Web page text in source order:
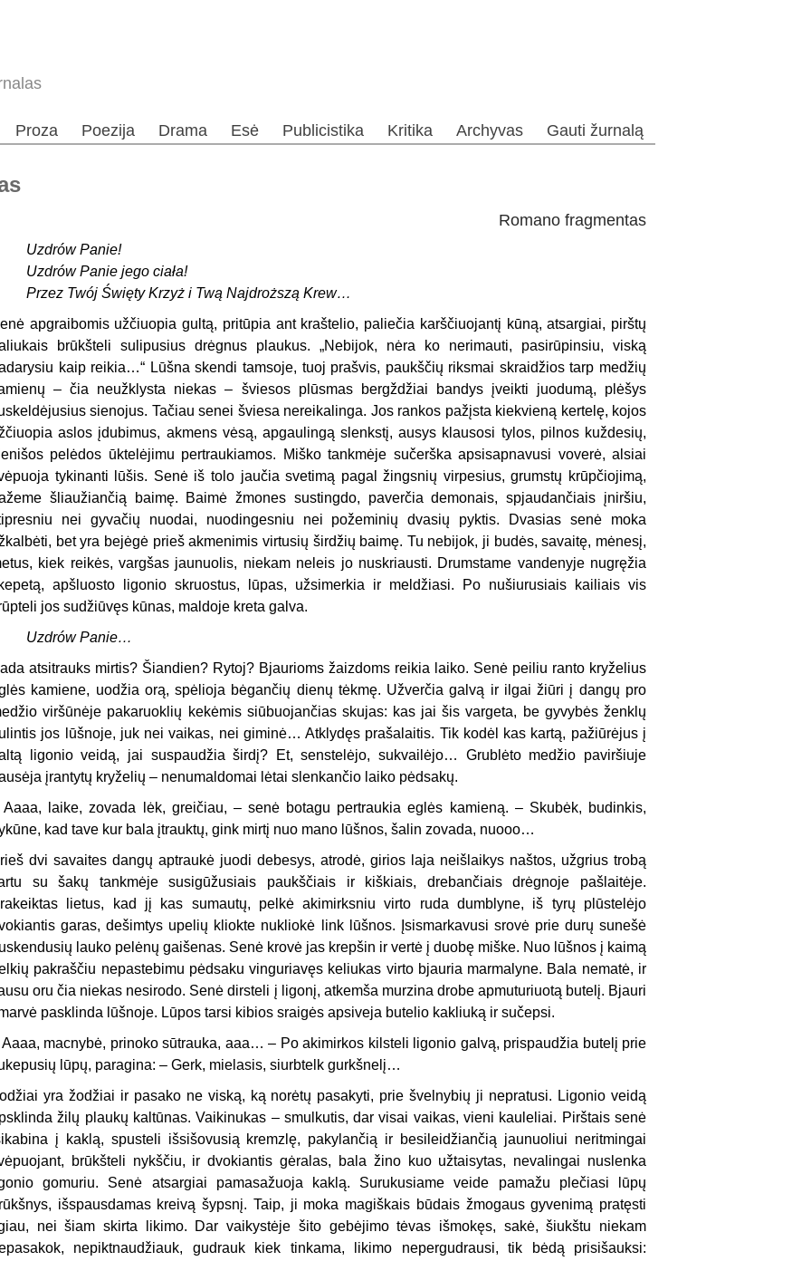
Proza Poezija Drama Esė Publicistika Kritika Archyvas Gauti žurnalą
Romano fragmentas
Uzdrów Panie!
Uzdrów Panie jego ciała!
Przez Twój Święty Krzyż i Twą Najdroższą Krew…
apgraibomis užčiuopia gultą, pritūpia ant kraštelio, paliečia karščiuojantį kūną, atsargiai, pirštų
brūkšteli sulipusius drėgnus plaukus. „Nebijok, nėra ko nerimauti, pasirūpinsiu, viską
kaip reikia…“ Lūšna skendi tamsoje, tuoj prašvis, paukščių riksmai skraidžios tarp medžių
– čia neužklysta niekas – šviesos plūsmas bergždžiai bandys įveikti juodumą, plėšys
sienojus. Tačiau senei šviesa nereikalinga. Jos rankos pažįsta kiekvieną kertelę, kojos
aslos įdubimus, akmens vėsą, apgaulingą slenkstį, ausys klausosi tylos, pilnos kuždesių,
pelėdos ūktelėjimu pertraukiamos. Miško tankmėje sučerška apsisapnavusi voverė, alsiai
tykinanti lūšis. Senė iš tolo jaučia svetimą pagal žingsnių virpesius, grumstų krūpčiojimą,
šliaužiančią baimę. Baimė žmones sustingdo, paverčia demonais, spjaudančiais įniršiu,
nei gyvačių nuodai, nuodingesniu nei požeminių dvasių pyktis. Dvasias senė moka
bet yra bejėgė prieš akmenimis virtusių širdžių baimę. Tu nebijok, ji budės, savaitę, mėnesį,
kiek reikės, vargšas jaunuolis, niekam neleis jo nuskriausti. Drumstame vandenyje nugręžia
apšluosto ligonio skruostus, lūpas, užsimerkia ir meldžiasi. Po nušiurusiais kailiais vis
jos sudžiūvęs kūnas, maldoje kreta galva.
Uzdrów Panie…
atsitrauks mirtis? Šiandien? Rytoj? Bjaurioms žaizdoms reikia laiko. Senė peiliu ranto kryželius
kamiene, uodžia orą, spėlioja bėgančių dienų tėkmę. Užverčia galvą ir ilgai žiūri į dangų pro
viršūnėje pakaruoklių kekėmis siūbuojančias skujas: kas jai šis vargeta, be gyvybės ženklų
jos lūšnoje, juk nei vaikas, nei giminė… Atklydęs prašalaitis. Tik kodėl kas kartą, pažiūrėjus į
ligonio veidą, jai suspaudžia širdį? Et, senstelėjo, sukvailėjo… Grublėto medžio paviršiuje
įrantytų kryželių – nenumaldomai lėtai slenkančio laiko pėdsakų.
Aaaa, laike, zovada lėk, greičiau, – senė botagu pertraukia eglės kamieną. – Skubėk, budinkis,
kad tave kur bala įtrauktų, gink mirtį nuo mano lūšnos, šalin zovada, nuooo…
dvi savaites dangų aptraukė juodi debesys, atrodė, girios laja neišlaikys naštos, užgrius trobą
su šakų tankmėje susigūžusiais paukščiais ir kiškiais, drebančiais drėgnoje pašlaitėje.
lietus, kad jį kas sumautų, pelkė akimirksniu virto ruda dumblyne, iš tyrų plūstelėjo
garas, dešimtys upelių kliokte nukliokė link lūšnos. Įsismarkavusi srovė prie durų sunešė
lauko pelėnų gaišenas. Senė krovė jas krepšin ir vertė į duobę miške. Nuo lūšnos į kaimą
pakraščiu nepastebimu pėdsaku vinguriavęs keliukas virto bjauria marmalyne. Bala nematė, ir
oru čia niekas nesirodo. Senė dirsteli į ligonį, atkemša murzina drobe apmuturiuotą butelį. Bjauri
pasklinda lūšnoje. Lūpos tarsi kibios sraigės apsiveja butelio kakliuką ir sučepsi.
macnybė, prinoko sūtrauka, aaa… – Po akimirkos kilsteli ligonio galvą, prispaudžia butelį prie
lūpų, paragina: – Gerk, mielasis, siurbtelk gurkšnelį…
yra žodžiai ir pasako ne viską, ką norėtų pasakyti, prie švelnybių ji nepratusi. Ligonio veidą
žilų plaukų kaltūnas. Vaikinukas – smulkutis, dar visai vaikas, vieni kauleliai. Pirštais senė
į kaklą, spusteli išsišovusią kremzlę, pakylančią ir besileidžiančią jaunuoliui neritmingai
brūkšteli nykščiu, ir dvokiantis gėralas, bala žino kuo užtaisytas, nevalingai nuslenka
gomuriu. Senė atsargiai pamasažuoja kaklą. Surukusiame veide pamažu plečiasi lūpų
išspausdamas kreivą šypsnį. Taip, ji moka magiškais būdais žmogaus gyvenimą pratęsti
nei šiam skirta likimo. Dar vaikystėje šito gebėjimo tėvas išmokęs, sakė, šiukštu niekam
nepiktnaudžiauk, gudrauk kiek tinkama, likimo nepergudrausi, tik bėdą prisišauksi: